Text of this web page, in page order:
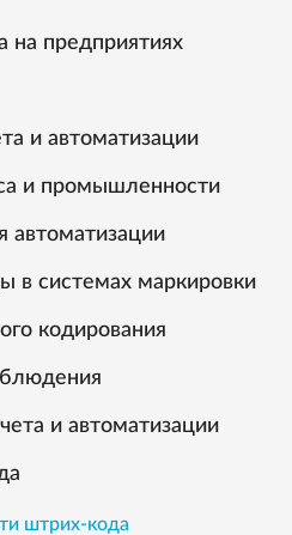
на предприятиях
и автоматизации
и промышленности
автоматизации
в системах маркировки
кодирования
и автоматизации
штрих-кода